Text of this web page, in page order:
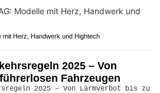
mit Herz, Handwerk und Hightech
2025 – Von
Fahrzeugen